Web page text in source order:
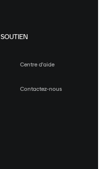
SOUTIEN
Centre d'aide
Contactez-nous